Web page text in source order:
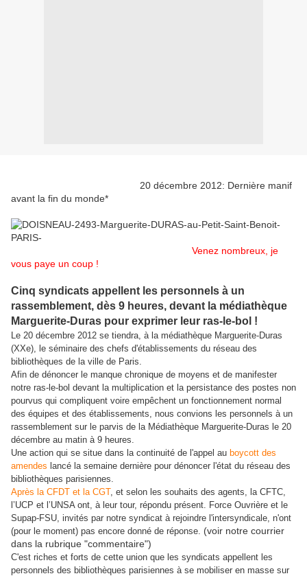
20 décembre 2012: Dernière manif
avant la fin du monde*
Venez nombreux, je
vous paye un coup !
Cinq syndicats appellent les personnels à un
rassemblement, dès 9 heures, devant la médiathèque
Marguerite-Duras pour exprimer leur ras-le-bol !
Le 20 décembre 2012 se tiendra, à la médiathèque Marguerite-Duras
(XXe), le séminaire des chefs d'établissements du réseau des
bibliothèques de la ville de Paris.
Afin de dénoncer le manque chronique de moyens et de manifester
notre ras-le-bol devant la multiplication et la persistance des postes non
pourvus qui compliquent voire empêchent un fonctionnement normal
des équipes et des établissements, nous convions les personnels à un
rassemblement sur le parvis de la Médiathèque Marguerite-Duras le 20
décembre au matin à 9 heures.
Une action qui se situe dans la continuité de l'appel au boycott des
amendes lancé la semaine dernière pour dénoncer l'état du réseau des
bibliothèques parisiennes.
Après la CFDT et la CGT, et selon les souhaits des agents, la CFTC,
l’UCP et l’UNSA ont, à leur tour, répondu présent. Force Ouvrière et le
Supap-FSU, invités par notre syndicat à rejoindre l'intersyndicale, n'ont
(pour le moment) pas encore donné de réponse. (voir notre courrier
dans la rubrique "commentaire")
C'est riches et forts de cette union que les syndicats appellent les
personnels des bibliothèques parisiennes à se mobiliser en masse sur